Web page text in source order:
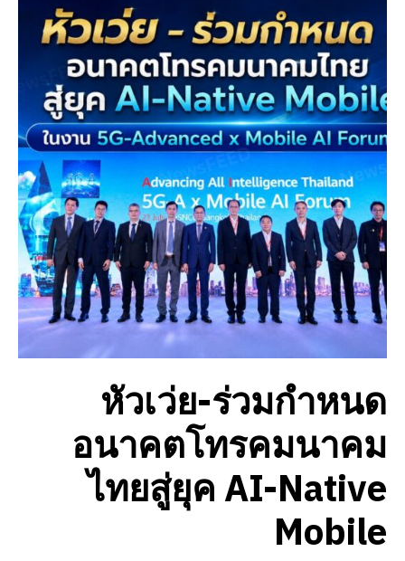
หัวเว่ย-ร่วมกำหนด
อนาคตโทรคมนาคม
ไทยสู่ยุค AI-Native
Mobile